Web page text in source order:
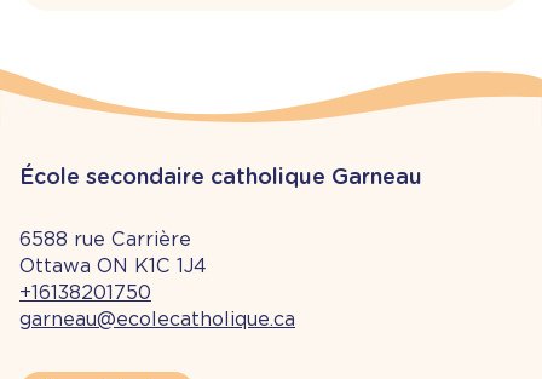
École secondaire catholique Garneau
6588 rue Carrière
Ottawa ON K1C 1J4
+16138201750
garneau@ecolecatholique.ca